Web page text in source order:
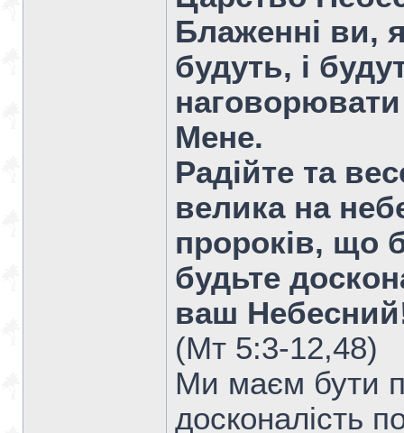
Блаженні ви,
будуть, і
Мене.
Радійте та
велика на
пророків, що
будьте
ваш
(Мт 5:3-12,48)
Ми маєм бути
досконалість